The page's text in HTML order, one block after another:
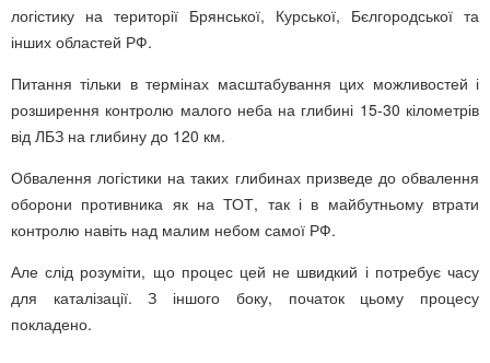
логістику на території Брянської, Курської, Бєлгородської та
інших областей РФ.
Питання тільки в термінах масштабування цих можливостей і
розширення контролю малого неба на глибині 15-30 кілометрів
від ЛБЗ на глибину до 120 км.
Обвалення логістики на таких глибинах призведе до обвалення
оборони противника як на ТОТ, так і в майбутньому втрати
контролю навіть над малим небом самої РФ.
Але слід розуміти, що процес цей не швидкий і потребує часу
для каталізації. З іншого боку, початок цьому процесу
покладено.